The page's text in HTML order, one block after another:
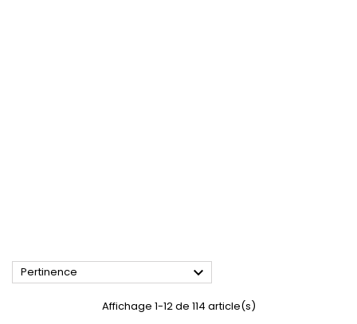
Pertinence 
Affichage 1-12 de 114 article(s)